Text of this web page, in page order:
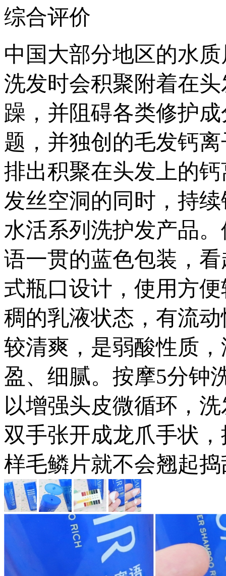
综合评价
中国大部分地区的水
洗发时会积聚附着在
躁，并阻碍各类修护
题，并独创的毛发钙
排出积聚在头发上的
发丝空洞的同时，持
水活系列洗护发产品
语一贯的蓝色包装，
式瓶口设计，使用方
稠的乳液状态，有流
较清爽，是弱酸性质
盈、细腻。按摩5分钟
以增强头皮微循环，
双手张开成龙爪手状
样毛鳞片就不会翘起